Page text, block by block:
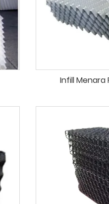
Infill Menara